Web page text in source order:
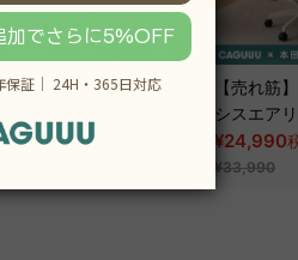
【売れ筋】AXISU アク
スチェア
¥31,790税込
【売れ筋
シスエア
フィスチ
¥24,990
¥33,990